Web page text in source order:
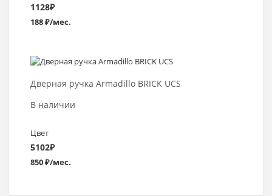
1128₽
188 ₽/мес.
Дверная ручка Armadillo BRICK UCS
В наличии
Цвет
5102₽
850 ₽/мес.
Выбрать >